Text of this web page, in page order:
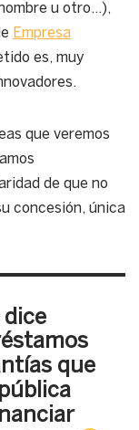
u otro…),
Empresa
es, muy
que veremos
de que no
concesión, única
dice
que